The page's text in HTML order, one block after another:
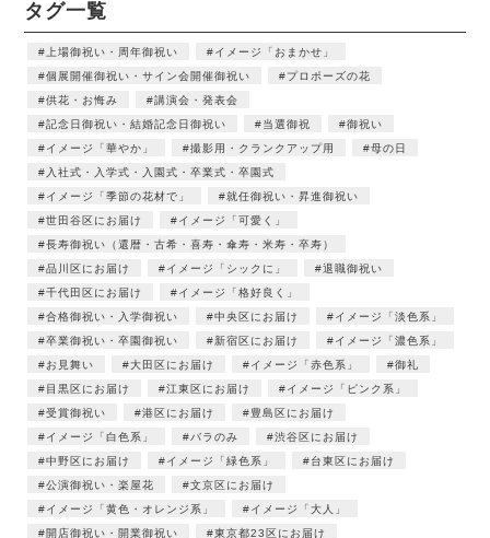
タグ一覧
上場御祝い・周年御祝い
イメージ「おまかせ」
個展開催御祝い・サイン会開催御祝い
プロポーズの花
供花・お悔み
講演会・発表会
記念日御祝い・結婚記念日御祝い
当選御祝
御祝い
イメージ「華やか」
撮影用・クランクアップ用
母の日
入社式・入学式・入園式・卒業式・卒園式
イメージ「季節の花材で」
就任御祝い・昇進御祝い
世田谷区にお届け
イメージ「可愛く」
長寿御祝い（還暦・古希・喜寿・傘寿・米寿・卒寿）
品川区にお届け
イメージ「シックに」
退職御祝い
千代田区にお届け
イメージ「格好良く」
合格御祝い・入学御祝い
中央区にお届け
イメージ「淡色系」
卒業御祝い・卒園御祝い
新宿区にお届け
イメージ「濃色系」
お見舞い
大田区にお届け イメージ「赤色系」
御礼
目黒区にお届け
江東区にお届け
イメージ「ピンク系」
受賞御祝い
港区にお届け
豊島区にお届け
イメージ「白色系」
バラのみ
渋谷区にお届け
中野区にお届け
イメージ「緑色系」
台東区にお届け
公演御祝い・楽屋花
文京区にお届け
イメージ「黄色・オレンジ系」
イメージ「大人」
開店御祝い・開業御祝い
東京都23区にお届け